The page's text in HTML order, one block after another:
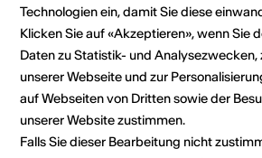
und Chemie,
Anmeldung /
Kosten
Kind können
KinderUni-
werden.
Bibliopass
Technologien ein, damit Sie diese
Klicken Sie auf «Akzeptieren», wenn Sie
Daten zu Statistik- und Analysezwecken,
unserer Webseite und zur
auf Webseiten von Dritten sowie der
unserer Website zustimmen.
Falls Sie dieser Bearbeitung nicht